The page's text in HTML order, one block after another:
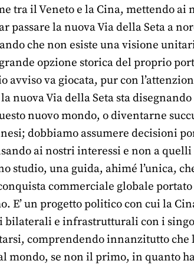
tra il Veneto e la Cina, mettendo
passare la nuova Via della Seta a
che non esiste una visione
opzione storica del proprio
avviso va giocata, pur con
nuova Via della Seta sta
nuovo mondo, o diventarne
dobbiamo assumere decisioni
ai nostri interessi e non a
studio, una guida, ahimé l’unica,
commerciale globale
E’ un progetto politico con cui la
bilaterali e infrastrutturali con i
comprendendo innanzitutto che
mondo, se non il primo, in quanto